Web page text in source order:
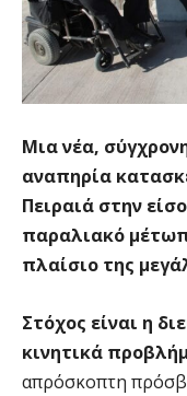
Μια νέα,
αναπηρία
Πειραιά στην
παραλιακό
πλαίσιο της
Στόχος είναι η
κινητικά
απρόσκοπτη